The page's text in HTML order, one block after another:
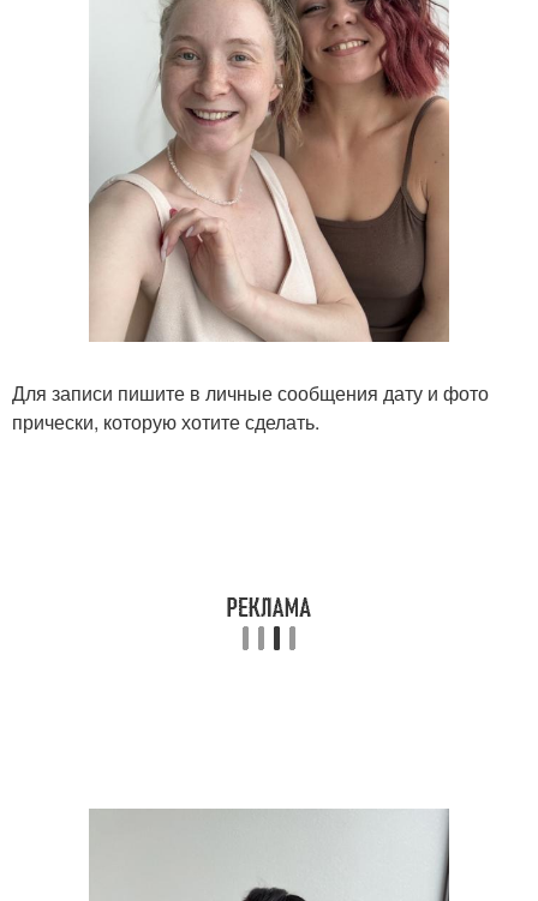
Для записи пишите в личные сообщения дату и фото
прически, которую хотите сделать.